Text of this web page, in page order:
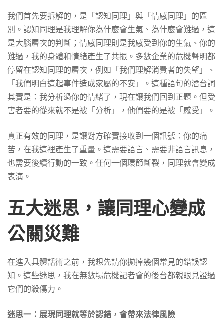
我們首先要拆解的，是「認知同理」與「情感同理」的區
別。認知同理是我理解你為什麼會生氣、為什麼會難過，這
是大腦層次的判斷；情感同理則是我感受到你的生氣、你的
難過，我的身體和情緒產生了共振。多數企業的危機聲明都
停留在認知同理的層次，例如「我們理解消費者的失望」、
「我們明白這起事件造成家屬的不安」。這種語句的潛台詞
其實是：我分析過你的情緒了，現在讓我們回到正題。但受
害者要的從來就不是被「分析」，他們要的是被「感受」。
真正有效的同理，是讓對方確實接收到一個訊號：你的痛
苦，在我這裡產生了重量。這需要語言、需要非語言訊息，
也需要後續行動的一致。任何一個環節斷裂，同理就會變成
表演。
五大迷思，讓同理心變成
公關災難
在進入具體話術之前，我想先請你拋掉幾個常見的錯誤認
知。這些迷思，我在無數場危機記者會的後台都親眼見證過
它們的殺傷力。
迷思一：展現同理就等於認錯，會帶來法律風險